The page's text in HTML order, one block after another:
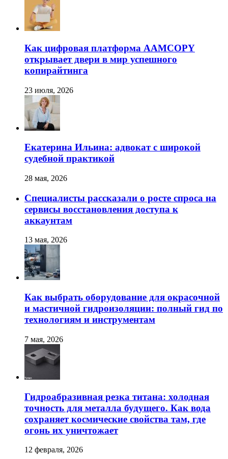
Как цифровая платформа AAMCOPY
открывает двери в мир успешного
копирайтинга
23 июля, 2026
Екатерина Ильина: адвокат с широкой
судебной практикой
28 мая, 2026
Специалисты рассказали о росте спроса на
сервисы восстановления доступа к
аккаунтам
13 мая, 2026
Как выбрать оборудование для окрасочной
и мастичной гидроизоляции: полный гид по
технологиям и инструментам
7 мая, 2026
Гидроабразивная резка титана: холодная
точность для металла будущего. Как вода
сохраняет космические свойства там, где
огонь их уничтожает
12 февраля, 2026